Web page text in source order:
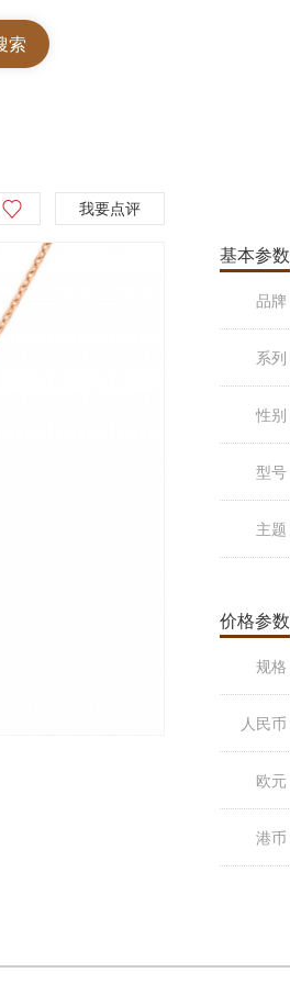
我要点评
基本参数
品牌
系列
性别
型号
主题
价格参数
规格
人民币
欧元
港币